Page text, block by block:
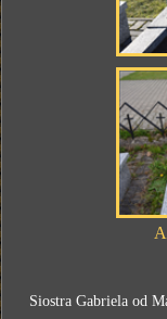
Siostra Gabriela od